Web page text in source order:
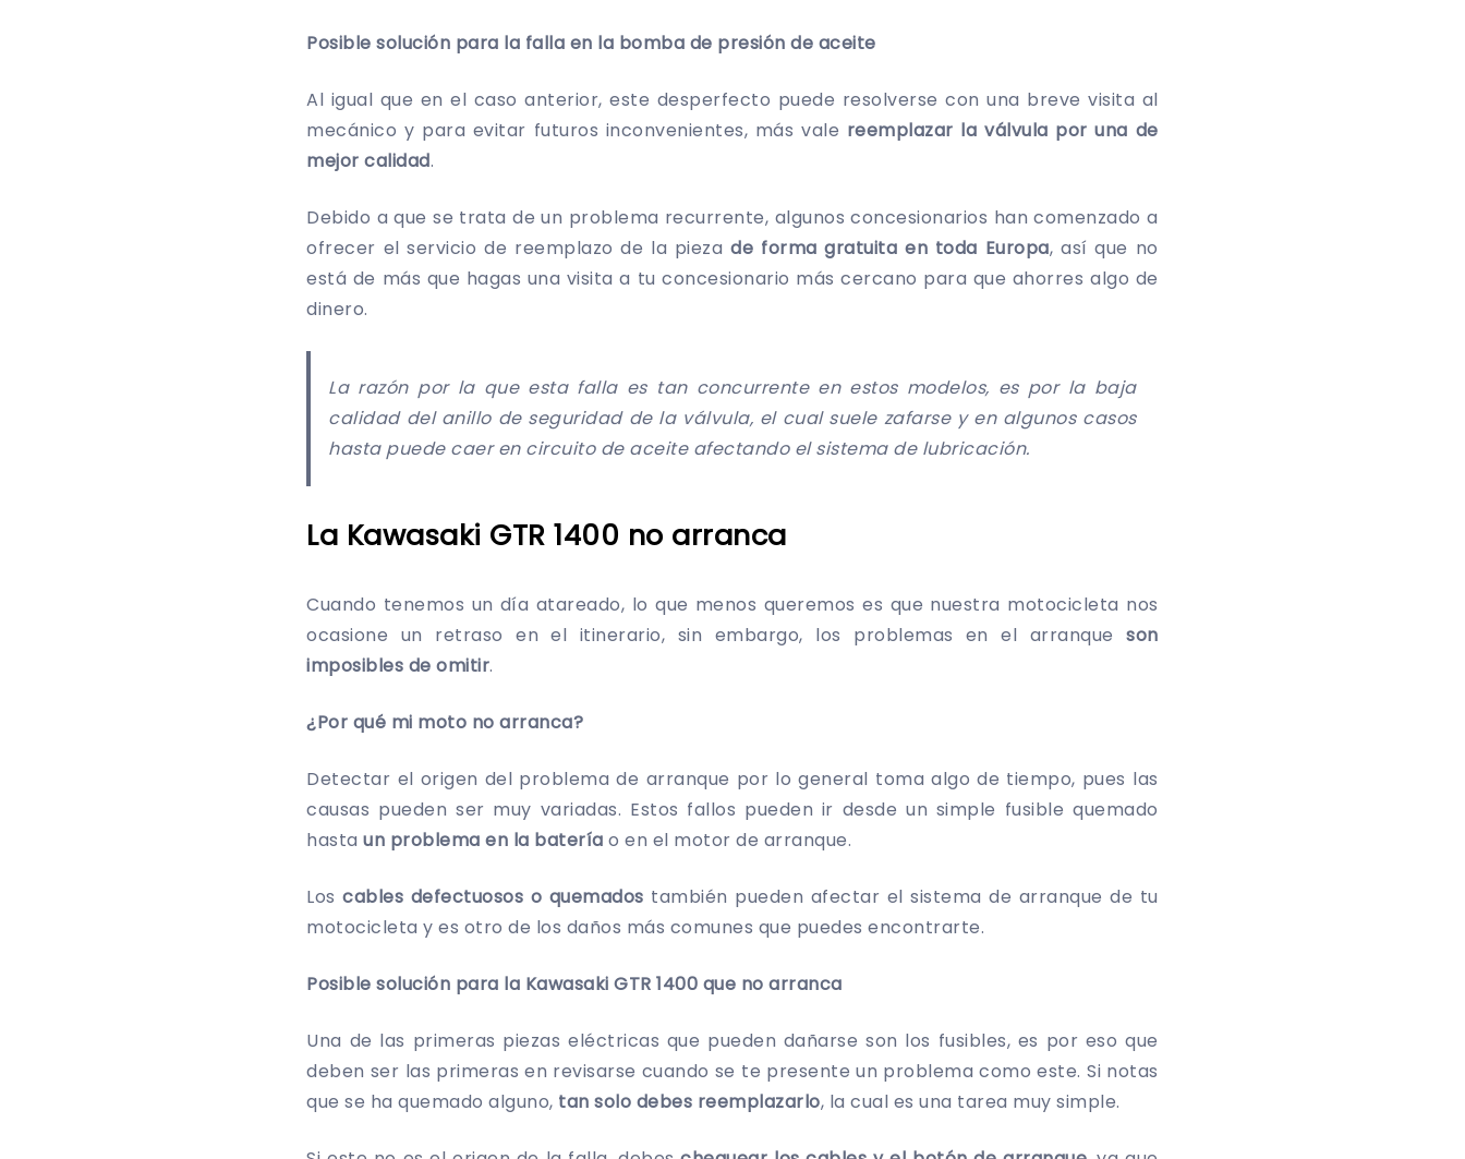
Posible solución para la falla en la bomba de presión de aceite
Al igual que en el caso anterior, este desperfecto puede resolverse con una breve visita al
mecánico y para evitar futuros inconvenientes, más vale reemplazar la válvula por una de
mejor calidad.
Debido a que se trata de un problema recurrente, algunos concesionarios han comenzado a
ofrecer el servicio de reemplazo de la piezade forma gratuita en toda Europa, así que no
está de más que hagas una visita a tu concesionario más cercano para que ahorres algo de
dinero.
La razón por la que esta falla es tan concurrente en estos modelos, es por la baja
calidad del anillo de seguridad de la válvula, el cual suele zafarse y en algunos casos
hasta puede caer en circuito de aceite afectando el sistema de lubricación.
La Kawasaki GTR 1400 no arranca
Cuando tenemos un día atareado, lo que menos queremos es que nuestra motocicleta nos
ocasione un retraso en el itinerario, sin embargo, los problemas en el arranque son
imposibles de omitir.
¿Por qué mi moto no arranca?
Detectar el origen del problema de arranque por lo general toma algo de tiempo, pues las
causas pueden ser muy variadas. Estos fallos pueden ir desde un simple fusible quemado
hastaun problema en la batería o en el motor de arranque.
Los cables defectuosos o quemados también pueden afectar el sistema de arranque de tu
motocicleta y es otro de los daños más comunes que puedes encontrarte.
Posible solución para la Kawasaki GTR 1400 que no arranca
Una de las primeras piezas eléctricas que pueden dañarse son los fusibles, es por eso que
deben ser las primeras en revisarse cuando se te presente un problema como este. Si notas
que se ha quemado alguno, tan solo debes reemplazarlo, la cual es una tarea muy simple.